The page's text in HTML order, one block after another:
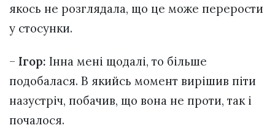
якось не розглядала, що це може перерости
у стосунки.
– Ігор: Інна мені щодалі, то більше
подобалася. В якийсь момент вирішив піти
назустріч, побачив, що вона не проти, так і
почалося.